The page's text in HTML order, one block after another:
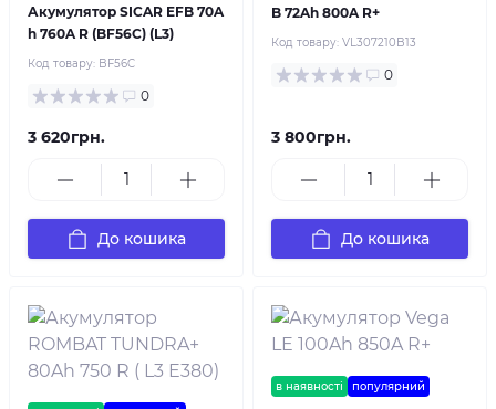
Акумулятор SICAR EFB 70A
h 760A R (BF56C) (L3)
Код товару: BF56C
0
3 620грн.
До кошика
B 72Ah 800A R+
Код товару: VL307210B13
0
3 800грн.
До кошика
в наявності популярний